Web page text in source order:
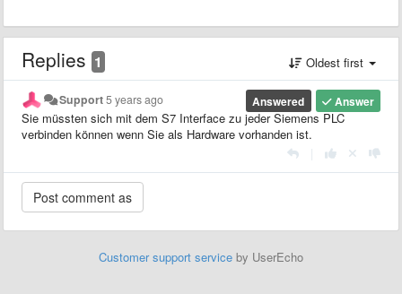
Replies 1 Oldest first
Answer
Answered
Support5 years ago
Sie müssten sich mit dem S7 Interface zu jeder Siemens PLC
verbinden können wenn Sie als Hardware vorhanden ist.
Customer support service by UserEcho